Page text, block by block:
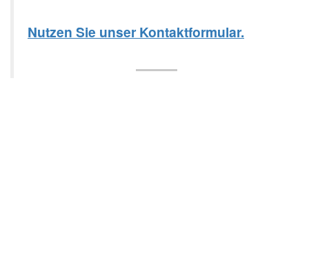
Nutzen Sie unser Kontaktformular.